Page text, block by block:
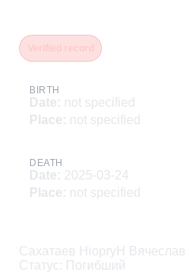
BIRTH
Date: not specified
Place: not specified
DEATH
Date: 2025-03-24
Place: not specified
Сахатаев HiopryH
Статус: Погибший